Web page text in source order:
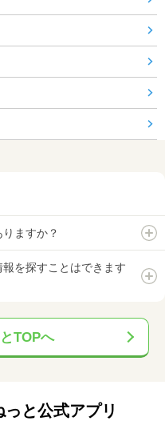
ますか？
を探すことはできます
TOPへ
っと公式アプリ